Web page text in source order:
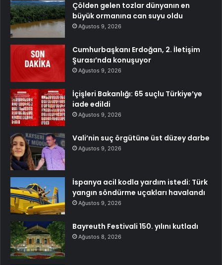
Çölden gelen tozlar dünyanın en
büyük ormanına can suyu oldu
Ağustos 9, 2026
Cumhurbaşkanı Erdoğan, 2. İletişim
Şurası’nda konuşuyor
Ağustos 9, 2026
İçişleri Bakanlığı: 65 suçlu Türkiye’ye
iade edildi
Ağustos 9, 2026
Vali’nin suç örgütüne üst düzey darbe
Ağustos 9, 2026
İspanya acil kodla yardım istedi: Türk
yangın söndürme uçakları havalandı
Ağustos 9, 2026
Bayreuth Festivali 150. yılını kutladı
Ağustos 8, 2026